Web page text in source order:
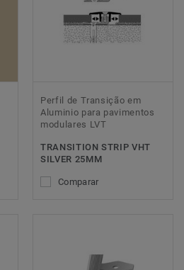
Perfil de Transição em
Aluminio para pavimentos
modulares LVT
TRANSITION STRIP VHT
SILVER 25MM
Comparar